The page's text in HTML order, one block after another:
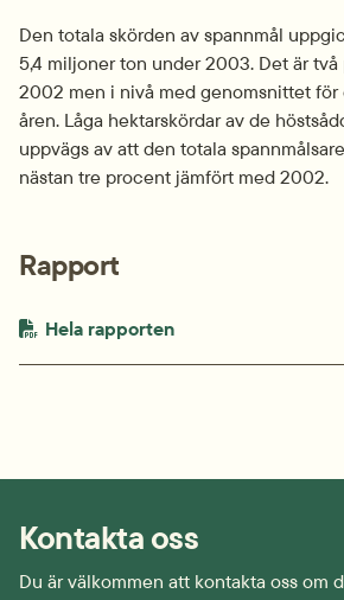
Den totala skörden av spannmål
5,4 miljoner ton under 2003. Det är
2002 men i nivå med genomsnittet för
åren. Låga hektarskördar av de
uppvägs av att den totala
nästan tre procent jämfört med 2002.
Rapport
PDF-fil.
Hela rapportenpdf, 716.3 kB.
Kontakta oss
Du är välkommen att kontakta oss om